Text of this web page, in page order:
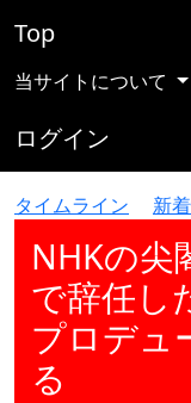
Top
当サイトについて
ログイン
タイムライン 新
NHKの尖
で辞任し
プロデュ
る